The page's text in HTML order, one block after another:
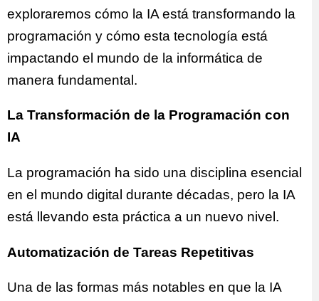
exploraremos cómo la IA está transformando la
programación y cómo esta tecnología está
impactando el mundo de la informática de
manera fundamental.
La Transformación de la Programación con
IA
La programación ha sido una disciplina esencial
en el mundo digital durante décadas, pero la IA
está llevando esta práctica a un nuevo nivel.
Automatización de Tareas Repetitivas
Una de las formas más notables en que la IA